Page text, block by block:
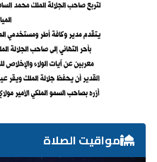
مواقيت الصلاة